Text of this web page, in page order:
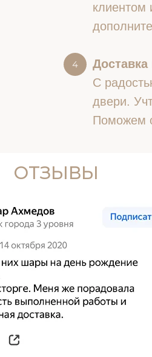
клиентом
Доставка
С
двери.
Поможем
ОТЗЫВЫ